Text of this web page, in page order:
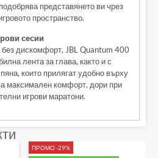
представянето ви чрез
пространство.
сесии
дискомфорт, JBL Quantum 400
лента за глава, както и с
които прилягат удобно върху
максимален комфорт, дори при
игрови маратони.
ПРОМО -29%